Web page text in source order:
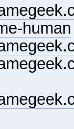
human